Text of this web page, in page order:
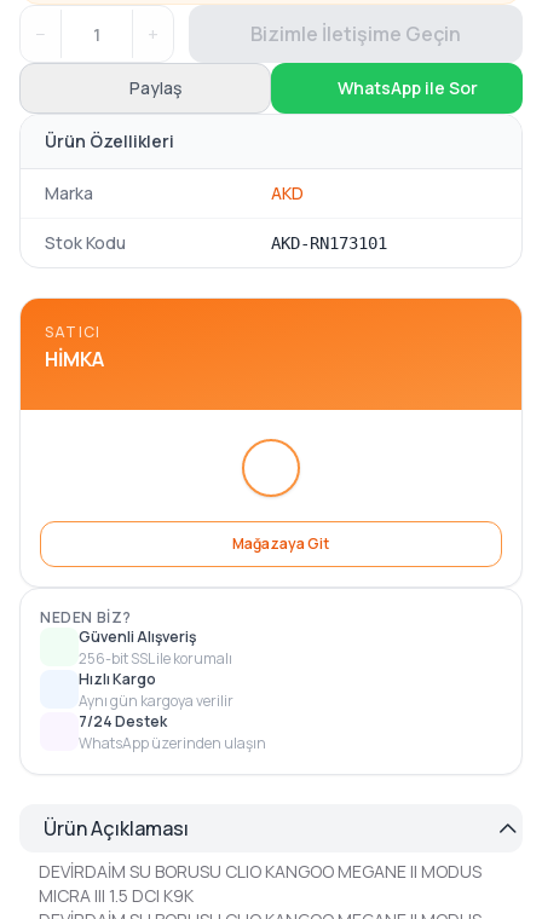
− + Bizimle İletişime Geçin
Paylaş WhatsApp ile Sor
Ürün Özellikleri
Marka AKD
Stok Kodu AKD-RN173101
SATICI
HIMKA
Mağazaya Git
NEDEN BIZ?
Güvenli Alışveriş
256-bit SSL ile korumalı
Hızlı Kargo
Aynı gün kargoya verilir
7/24 Destek
WhatsApp üzerinden ulaşın
Ürün Açıklaması
DEVİRDAİM SU BORUSU CLIO KANGOO MEGANE II MODUS
MICRA III 1.5 DCI K9K